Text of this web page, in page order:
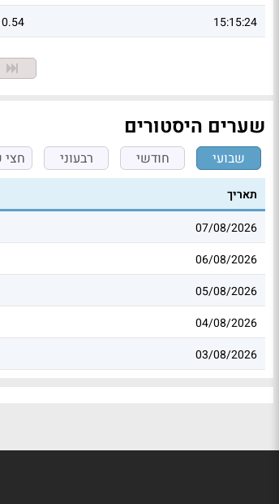
15:15:24
שערים היסטורים
שבועי חודשי רבעוני חצי
תאריך
07/08/2026
06/08/2026
05/08/2026
04/08/2026
03/08/2026